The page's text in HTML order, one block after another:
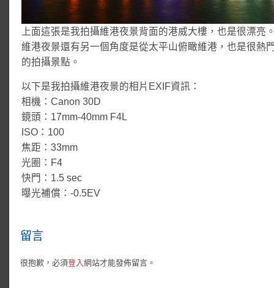
上面這張是我拍攝維港夜景背面的港威大樓，也是很漂亮
維港夜景還有另一個角度是從太平山俯瞰維港，也是很熱
的拍攝景點。
以下是我拍攝維港夜景的相片EXIF資訊：
相機：Canon 30D
鏡頭：17mm-40mm F4L
ISO：100
焦距：33mm
光圈：F4
快門：1.5 sec
曝光補償：-0.5EV
留言
很抱歉，必須登入網站才能發佈留言。